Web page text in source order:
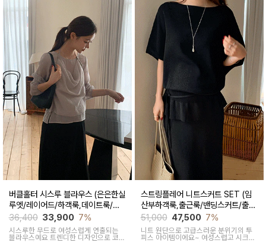
버클홀터 시스루 블라우스 (은은한실
루엣/레이어드/하객룩,데이트룩/임
산부부터출산후 착용가능)
36,400 33,900 7%
시스루한 무드로 여성스럽게 연출되는
블라우스예요 트렌디한 디자인으로 코디
활용도가 좋아요
스트링플레어 니트스커트 SET (임
산부하객룩,출근룩/밴딩스커트/출산
후 착용가능)
51,000 47,500 7%
니트 원단으로 고급스러운 분위기의 투
피스 아이템이에요~ 여성스럽고 시크한